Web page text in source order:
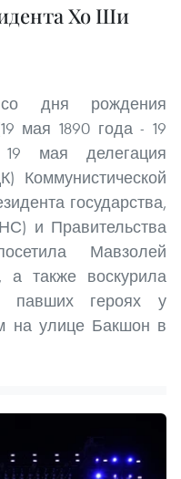
Хо Ши
дня рождения
мая 1890 года - 19
мая делегация
Коммунистической
государства,
и Правительства
Мавзолей
также воскурила
павших героях у
на улице Бакшон в